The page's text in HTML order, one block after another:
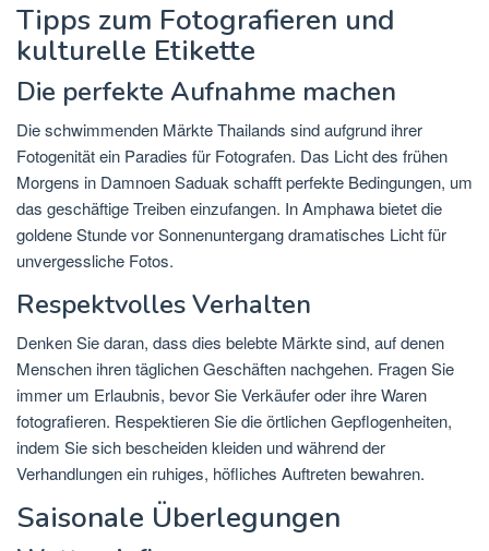
Tipps zum Fotografieren und
kulturelle Etikette
Die perfekte Aufnahme machen
Die schwimmenden Märkte Thailands sind aufgrund ihrer
Fotogenität ein Paradies für Fotografen. Das Licht des frühen
Morgens in Damnoen Saduak schafft perfekte Bedingungen, um
das geschäftige Treiben einzufangen. In Amphawa bietet die
goldene Stunde vor Sonnenuntergang dramatisches Licht für
unvergessliche Fotos.
Respektvolles Verhalten
Denken Sie daran, dass dies belebte Märkte sind, auf denen
Menschen ihren täglichen Geschäften nachgehen. Fragen Sie
immer um Erlaubnis, bevor Sie Verkäufer oder ihre Waren
fotografieren. Respektieren Sie die örtlichen Gepflogenheiten,
indem Sie sich bescheiden kleiden und während der
Verhandlungen ein ruhiges, höfliches Auftreten bewahren.
Saisonale Überlegungen